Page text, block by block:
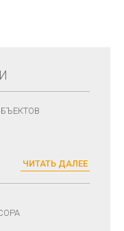
ЧИТАТЬ ДАЛЕЕ